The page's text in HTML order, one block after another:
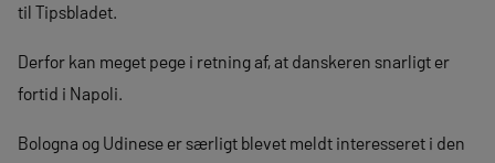
til Tipsbladet.
Derfor kan meget pege i retning af, at danskeren snarligt er
fortid i Napoli.
Bologna og Udinese er særligt blevet meldt interesseret i den